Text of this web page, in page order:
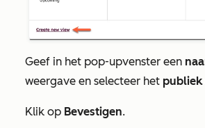
Geef in het pop-upvenster een
weergave en selecteer het publiek
Klik op Bevestigen.